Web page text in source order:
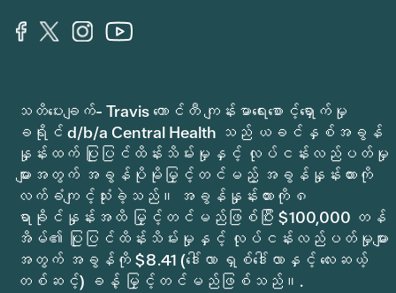
သတိပေးချက်- Travis ကောင်တီ ကျန်းမာရေးစောင့်ရှောက်မှု
ခရိုင် d/b/a Central Health သည် ယခင်နှစ်အခွန်
နှုန်းထက် ပြုပြင်ထိန်းသိမ်းမှုနှင့် လုပ်ငန်းလည်ပတ်မှု
များအတွက် အခွန်ပိုမိုမြှင့်တင်မည့် အခွန်နှုန်းထားကို
လက်ခံကျင့်သုံးခဲ့သည်။ အခွန်နှုန်းထားကို ၈
ရာခိုင်နှုန်းအထိ မြှင့်တင်မည်ဖြစ်ပြီး $100,000 တန်
အိမ်၏ ပြုပြင်ထိန်းသိမ်းမှုနှင့် လုပ်ငန်းလည်ပတ်မှုများ
အတွက် အခွန်ကို $8.41 (ဒေါ်လာ ရှစ်ဒေါ်လာနှင့် လေးဆယ့်
တစ်ဆင့်) ခန့် မြှင့်တင်မည်ဖြစ်သည်။.